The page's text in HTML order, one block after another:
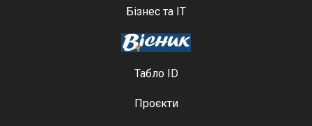
Бізнес та ІТ
Табло ID
Проєкти